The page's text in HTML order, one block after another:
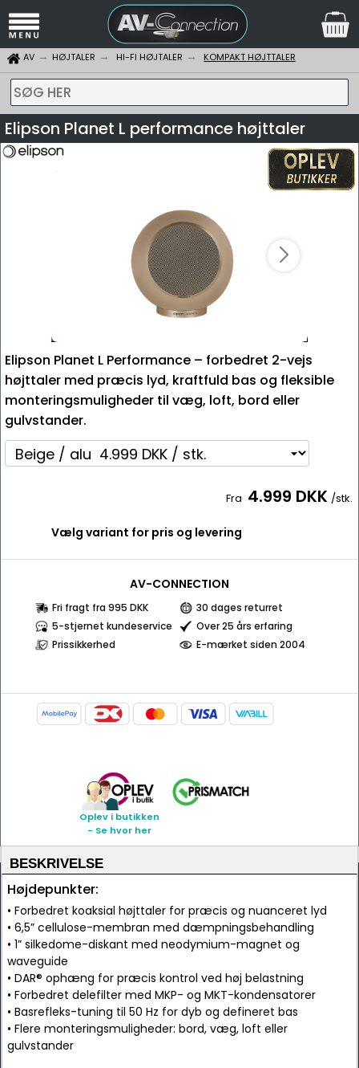
AV HØJTALER HI-FI HØJTALER KOMPAKT HØJTTALER
SØG HER
Elipson Planet L performance højttaler
Elipson Planet L Performance – forbedret 2-vejs
højttaler med præcis lyd, kraftfuld bas og fleksible
monteringsmuligheder til væg, loft, bord eller
gulvstander.
Fra 4.999 DKK /stk.
Vælg variant for pris og levering
AV-CONNECTION
Fri fragt fra 995 DKK
30 dages returret
5-stjernet kundeservice
Over 25 års erfaring
Prissikkerhed
E-mærket siden 2004
Oplev i butikken
- Se hvor her
BESKRIVELSE
Højdepunkter:
• Forbedret koaksial højttaler for præcis og nuanceret lyd
• 6,5” cellulose-membran med dæmpningsbehandling
• 1” silkedome-diskant med neodymium-magnet og
waveguide
• DAR® ophæng for præcis kontrol ved høj belastning
• Forbedret delefilter med MKP- og MKT-kondensatorer
• Basrefleks-tuning til 50 Hz for dyb og defineret bas
• Flere monteringsmuligheder: bord, væg, loft eller
gulvstander